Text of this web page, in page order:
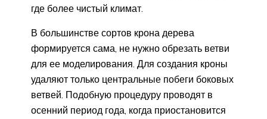
где более чистый климат.
В большинстве сортов крона дерева
формируется сама, не нужно обрезать ветви
для ее моделирования. Для создания кроны
удаляют только центральные побеги боковых
ветвей. Подобную процедуру проводят в
осенний период года, когда приостановится